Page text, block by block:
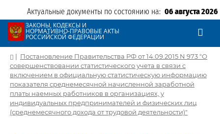
Актуальные документы по состоянию на: 06 августа 2026
ЗАКОНЫ, КОДЕКСЫ И
НОРМАТИВНО-ПРАВОВЫЕ АКТЫ
РОССИЙСКОЙ ФЕДЕРАЦИИ
| Постановление Правительства РФ от 14.09.2015 N 973 "О
совершенствовании статистического учета в связи с
включением в официальную статистическую информацию
показателя среднемесячной начисленной заработной
платы наемных работников в организациях, у
индивидуальных предпринимателей и физических лиц
(среднемесячного дохода от трудовой деятельности)"